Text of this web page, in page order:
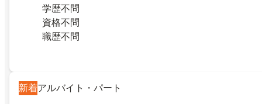
学歴不問
資格不問
職歴不問
新着アルバイト・パート